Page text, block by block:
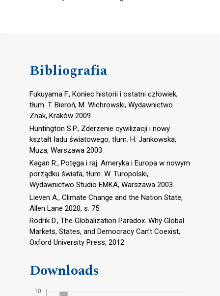
Bibliografia
Fukuyama F., Koniec historii i ostatni człowiek,
tłum. T. Bieroń, M. Wichrowski, Wydawnictwo
Znak, Kraków 2009.
Huntington S.P., Zderzenie cywilizacji i nowy
kształt ładu światowego, tłum. H. Jankowska,
Muza, Warszawa 2003.
Kagan R., Potęga i raj. Ameryka i Europa w nowym
porządku świata, tłum. W. Turopolski,
Wydawnictwo Studio EMKA, Warszawa 2003.
Lieven A., Climate Change and the Nation State,
Allen Lane 2020, s. 75.
Rodrik D., The Globalization Paradox. Why Global
Markets, States, and Democracy Can’t Coexist,
Oxford University Press, 2012.
Downloads